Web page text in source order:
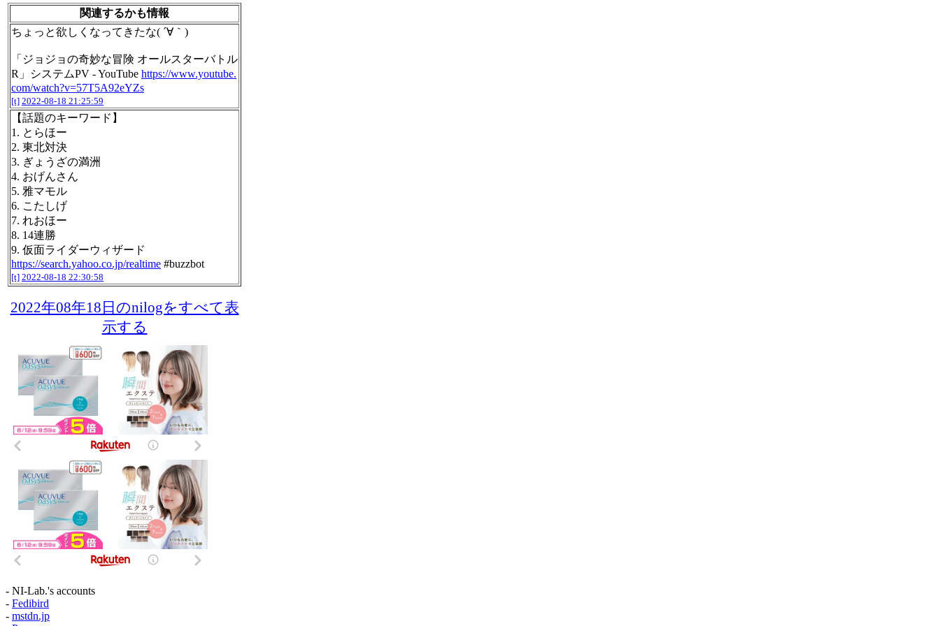
関連するかも情報
ちょっと欲しくなってきたな( ´∀｀)
「ジョジョの奇妙な冒険 オールスターバトル
R」システムPV - YouTube https://www.youtube.
com/watch?v=57T5A92eYZs
[t] 2022-08-18 21:25:59
【話題のキーワード】
1. とらほー
2. 東北対決
3. ぎょうざの満洲
4. おげんさん
5. 雅マモル
6. こたしげ
7. れおほー
8. 14連勝
9. 仮面ライダーウィザード
https://search.yahoo.co.jp/realtime #buzzbot
[t] 2022-08-18 22:30:58
2022年08年18日のnilogをすべて表
示する
- NI-Lab.'s accounts
- Fedibird
- mstdn.jp